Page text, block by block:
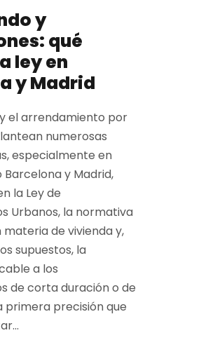
y
qué
ley en
y Madrid
el arrendamiento por
numerosas
especialmente en
y Madrid,
la Ley de
Urbanos, la normativa
de vivienda y,
supuestos, la
a los
de corta duración o de
primera precisión que